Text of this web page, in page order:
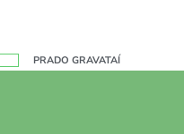
PRADO GRAVATAÍ